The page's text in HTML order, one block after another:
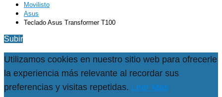
Movilisto
Asus
Teclado Asus Transformer T100
Subir
Utilizamos cookies en nuestro sitio web para ofrecerle
la experiencia más relevante al recordar sus
preferencias y visitas repetidas. Leer Más